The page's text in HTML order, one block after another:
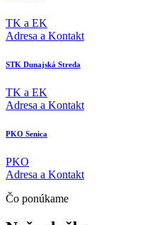
TK a EK
Adresa a Kontakt
STK Dunajská Streda
TK a EK
Adresa a Kontakt
PKO Senica
PKO
Adresa a Kontakt
Čo ponúkame